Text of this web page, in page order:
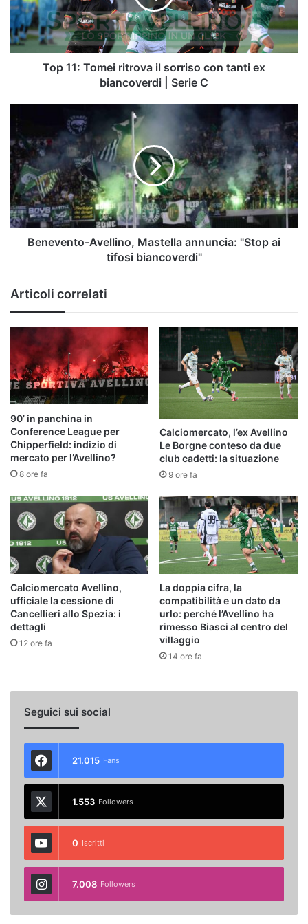
sorriso
con
tanti
ex
biancoverdiTop 11: Tomei ritrova il sorriso con tanti ex
biancoverdi | Serie C
Avellino,
Mastella
annuncia:
"Stop
ai
tifosi
biancoverdi"
Benevento-Avellino, Mastella annuncia: "Stop ai
tifosi biancoverdi"
Articoli correlati
90’ in panchina in
Conference League per
Chipperfield: indizio di
mercato per l’Avellino?
8 ore fa
Calciomercato, l’ex Avellino
Le Borgne conteso da due
club cadetti: la situazione
9 ore fa
Calciomercato Avellino,
ufficiale la cessione di
Cancellieri allo Spezia: i
dettagli
12 ore fa
La doppia cifra, la
compatibilità e un dato da
urlo: perché l’Avellino ha
rimesso Biasci al centro del
villaggio
14 ore fa
Seguici sui social
21.015 Fans
1.553 Followers
0 Iscritti
7.008 Followers